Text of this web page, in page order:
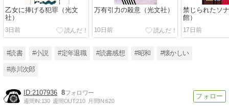
乙女に捧げる犯罪（光文
社）
3日前
万有引力の殺意（光文社）
10日前
禁じられたソ
館）
17日前
#読書 #小説 #定年退職 #読書感想 #昭和 #懐かしい
#赤川次郎
2107936 8
週間IN:130 週間OUT:210 月間IN:620